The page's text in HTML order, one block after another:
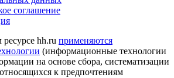
соглашение
hh.ru применяются
(информационные технологии
на основе сбора, систематизации
к предпочтениям